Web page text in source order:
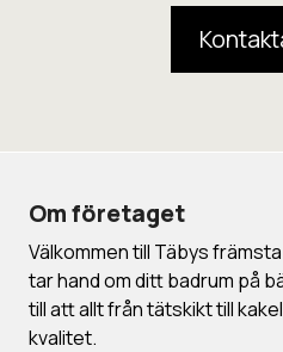
Om företaget
Välkommen till Täbys
tar hand om ditt badrum på
till att allt från tätskikt till
kvalitet.